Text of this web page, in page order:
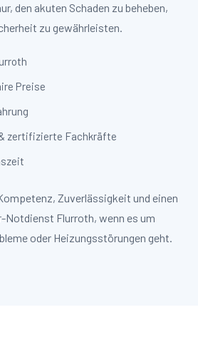
den akuten Schaden zu beheben,
zu gewährleisten.
Preise
zertifizierte Fachkräfte
Zuverlässigkeit und einen
Notdienst Flurroth, wenn es um
oder Heizungsstörungen geht.